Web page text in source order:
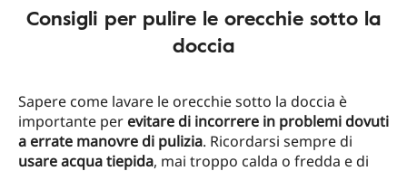
Consigli per pulire le orecchie sotto la
doccia
Sapere come lavare le orecchie sotto la doccia è
importante per evitare di incorrere in problemi dovuti
a errate manovre di pulizia. Ricordarsi sempre di
usare acqua tiepida, mai troppo calda o fredda e di